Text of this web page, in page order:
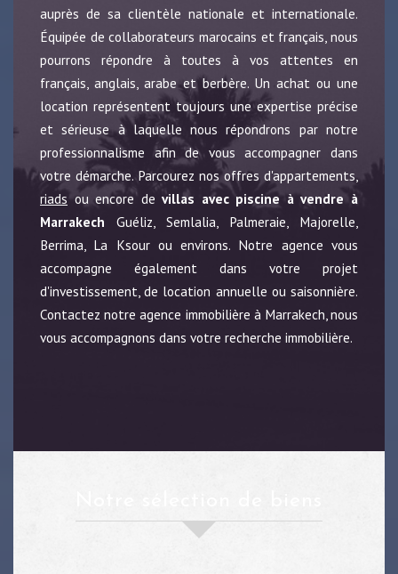
auprès de sa clientèle nationale et internationale.
Équipée de collaborateurs marocains et français, nous
pourrons répondre à toutes à vos attentes en
français, anglais, arabe et berbère. Un achat ou une
location représentent toujours une expertise précise
et sérieuse à laquelle nous répondrons par notre
professionnalisme afin de vous accompagner dans
votre démarche. Parcourez nos offres d'appartements,
riads ou encore devillas avec piscine à vendre à
Marrakech Guéliz, Semlalia, Palmeraie, Majorelle,
Berrima, La Ksour ou environs. Notre agence vous
accompagne également dans votre projet
d'investissement, de location annuelle ou saisonnière.
Contactez notre agence immobilière à Marrakech, nous
vous accompagnons dans votre recherche immobilière.